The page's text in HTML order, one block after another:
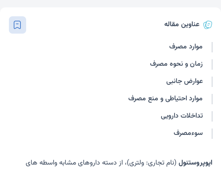
عناوین مقاله
موارد مصرف
زمان و نحوه مصرف
عوارض جانبی
موارد احتیاطی و منع مصرف
تداخلات دارویی
سوءمصرف
اپوپروستنول (نام تجاری: ولتری)، از دسته داروهای مشابه واسطه های